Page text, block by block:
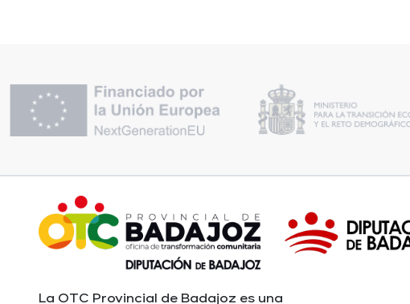
La OTC Provincial de Badajoz es una